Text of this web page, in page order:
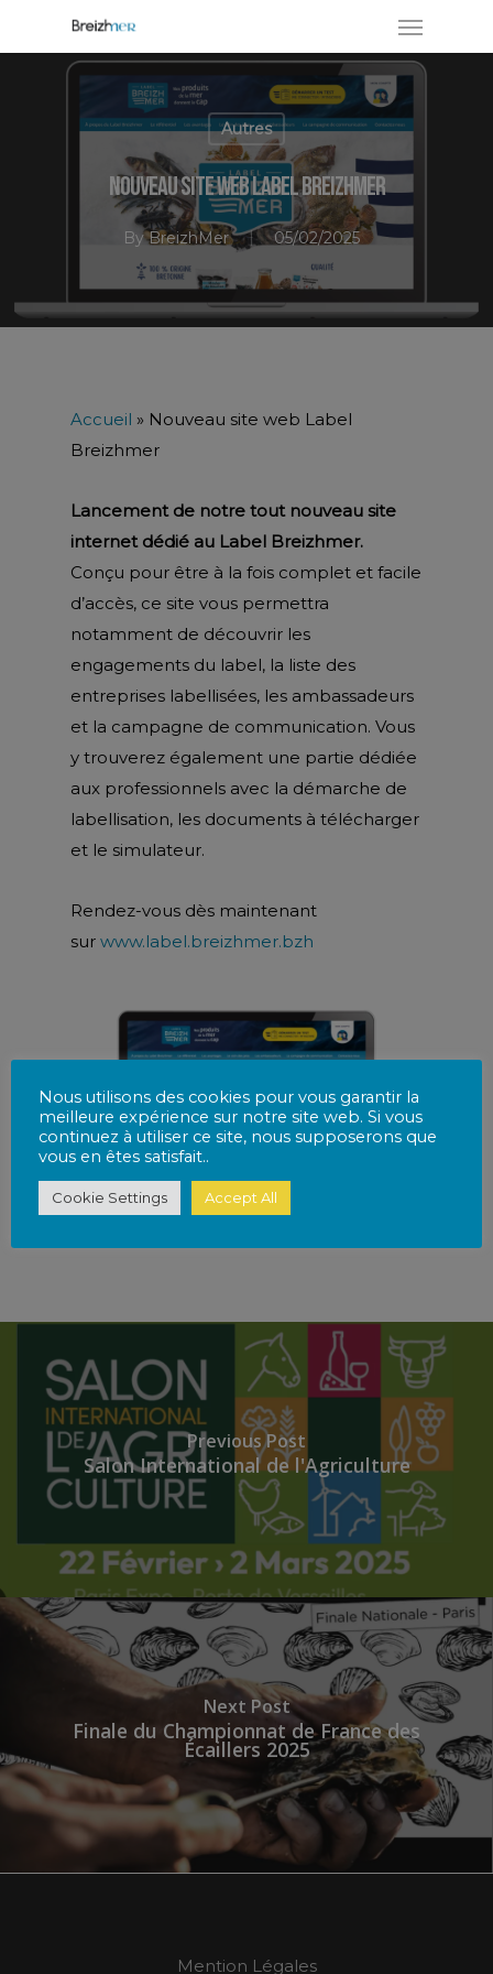
Autres
Nouveau site web Label Breizhmer
ByBreizhMer 05/02/2025
Accueil » Nouveau site web Label
Breizhmer
Lancement de notre tout nouveau site
internet dédié au Label Breizhmer.
Conçu pour être à la fois complet et facile
d’accès, ce site vous permettra
notamment de découvrir les
engagements du label, la liste des
entreprises labellisées, les ambassadeurs
et la campagne de communication. Vous
y trouverez également une partie dédiée
aux professionnels avec la démarche de
labellisation, les documents à télécharger
et le simulateur.
Rendez-vous dès maintenant
sur www.label.breizhmer.bzh
Previous Post
Salon International de l'Agriculture
Next Post
Finale du Championnat de France des
Écaillers 2025
Mention Légales
Nous utilisons des cookies pour vous garantir la
meilleure expérience sur notre site web. Si vous
continuez à utiliser ce site, nous supposerons que
vous en êtes satisfait..
Cookie Settings Accept All